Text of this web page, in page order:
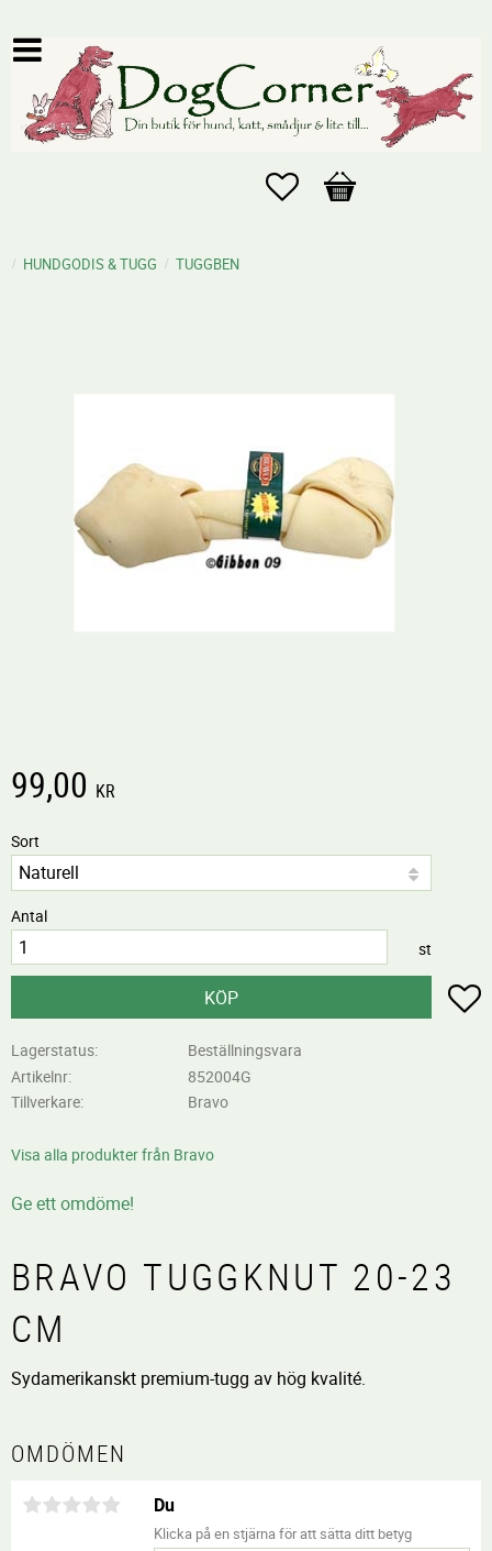
Favoriter
Kundvagn
HUNDGODIS & TUGG TUGGBEN
99,00 KR
Sort
Antal
st
KÖP
Lagerstatus
Beställningsvara
Artikelnr
852004G
Tillverkare
Bravo
Visa alla produkter från Bravo
Ge ett omdöme!
BRAVO TUGGKNUT 20-23
CM
Sydamerikanskt premium-tugg av hög kvalité.
OMDÖMEN
Du
Klicka på en stjärna för att sätta ditt betyg